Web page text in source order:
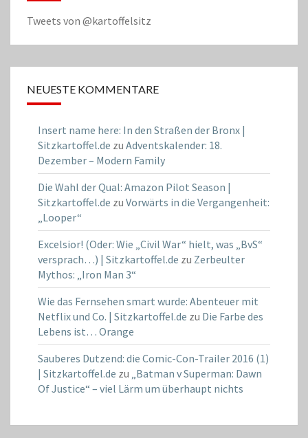
Tweets von @kartoffelsitz
NEUESTE KOMMENTARE
Insert name here: In den Straßen der Bronx |
Sitzkartoffel.de zu Adventskalender: 18.
Dezember – Modern Family
Die Wahl der Qual: Amazon Pilot Season |
Sitzkartoffel.de zu Vorwärts in die Vergangenheit:
„Looper“
Excelsior! (Oder: Wie „Civil War“ hielt, was „BvS“
versprach…) | Sitzkartoffel.de zu Zerbeulter
Mythos: „Iron Man 3“
Wie das Fernsehen smart wurde: Abenteuer mit
Netflix und Co. | Sitzkartoffel.de zu Die Farbe des
Lebens ist… Orange
Sauberes Dutzend: die Comic-Con-Trailer 2016 (1)
| Sitzkartoffel.de zu „Batman v Superman: Dawn
Of Justice“ – viel Lärm um überhaupt nichts